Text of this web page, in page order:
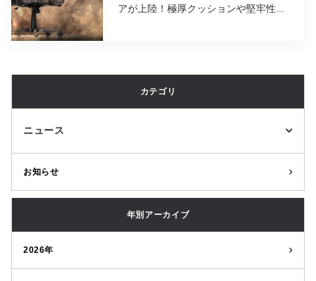
アが上陸！極厚クッションや堅牢性...
カテゴリ
ニュース
お知らせ
年別アーカイブ
2026年